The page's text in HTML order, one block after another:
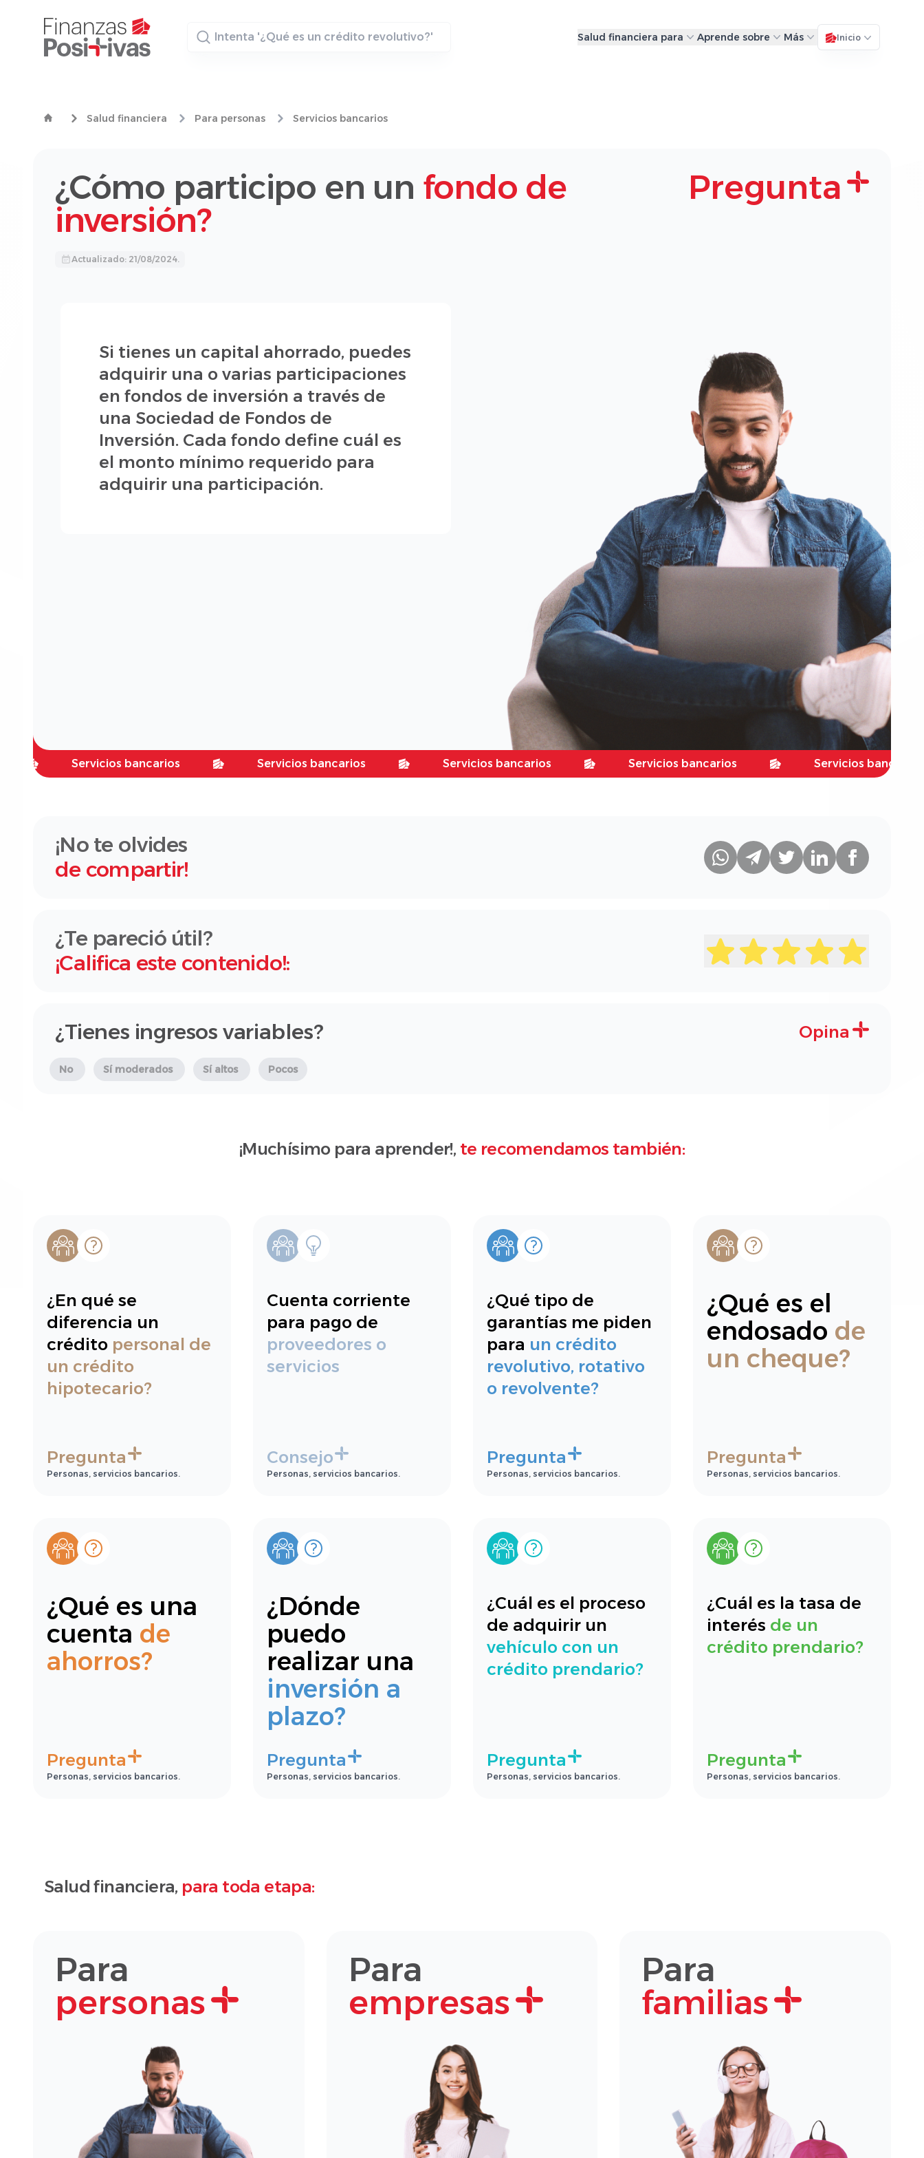
Buscador
Salud financiera para Aprende sobre Más Inicio
Salud financiera Para personas Servicios bancarios
¿Cómo participo en un fondo de
inversión?
Actualizado: 21/08/2024.
Pregunta
Si tienes un capital ahorrado, puedes
adquirir una o varias participaciones
en fondos de inversión a través de
una Sociedad de Fondos de
Inversión. Cada fondo define cuál es
el monto mínimo requerido para
adquirir una participación.
Servicios bancarios Servicios bancarios Servicios bancarios Servicios bancarios Servicios bancarios
¡No te olvides
de compartir!
¿Te pareció útil?
¡Califica este contenido!:
¿Tienes ingresos variables? Opina
No Sí moderados Sí altos Pocos
¡Muchísimo para aprender!, te recomendamos también:
¿En qué se
diferencia un
crédito personal de
un crédito
hipotecario?
Pregunta
Personas, servicios bancarios.
Cuenta corriente
para pago de
proveedores o
servicios
Consejo
Personas, servicios bancarios.
¿Qué tipo de
garantías me piden
para un crédito
revolutivo, rotativo
o revolvente?
Pregunta
Personas, servicios bancarios.
¿Qué es el
endosado de
un cheque?
Pregunta
Personas, servicios bancarios.
¿Qué es una
cuenta de
ahorros?
Pregunta
Personas, servicios bancarios.
¿Dónde
puedo
realizar una
inversión a
plazo?
Pregunta
Personas, servicios bancarios.
¿Cuál es el proceso
de adquirir un
vehículo con un
crédito prendario?
Pregunta
Personas, servicios bancarios.
¿Cuál es la tasa de
interés de un
crédito prendario?
Pregunta
Personas, servicios bancarios.
Salud financiera, para toda etapa:
Para
personas
Para
empresas
Para
familias